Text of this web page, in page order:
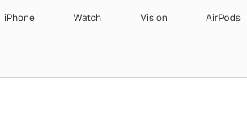
iPhone Watch Vision AirPods